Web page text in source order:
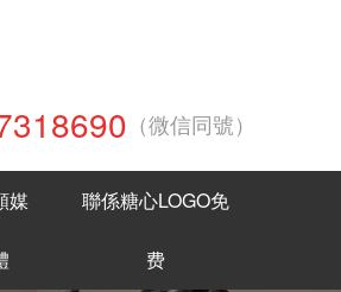
（微信同號）
媒 聯係糖心LOGO免
费